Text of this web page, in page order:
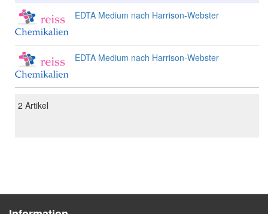
EDTA Medium nach Harrison-Webster
EDTA Medium nach Harrison-Webster
2 Artikel